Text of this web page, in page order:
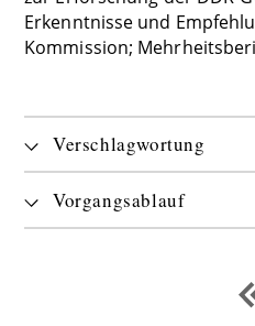
Erkenntnisse und
Kommission;
Verschlagwortung
Vorgangsablauf